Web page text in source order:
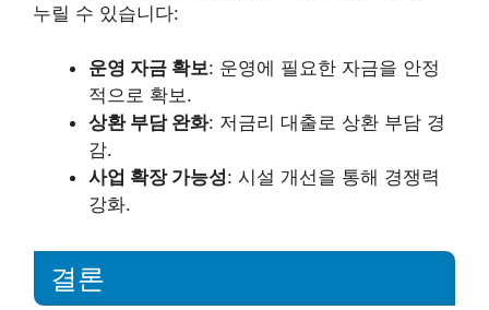
누릴 수 있습니다:
운영 자금 확보: 운영에 필요한 자금을 안정
적으로 확보.
상환 부담 완화: 저금리 대출로 상환 부담 경
감.
사업 확장 가능성: 시설 개선을 통해 경쟁력
강화.
결론